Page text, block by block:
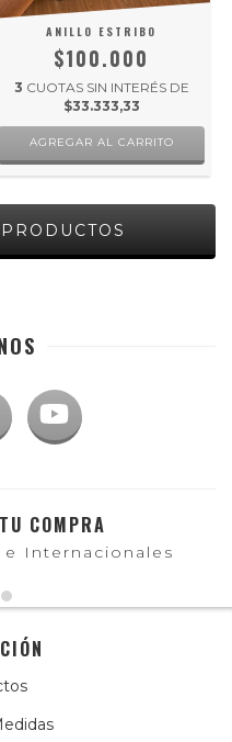
ANILLO ESTRIBO
$100.000
3 CUOTAS SIN INTERÉS DE
$33.333,33
AGREGAR AL CARRITO
COMPRA
e Internacionales